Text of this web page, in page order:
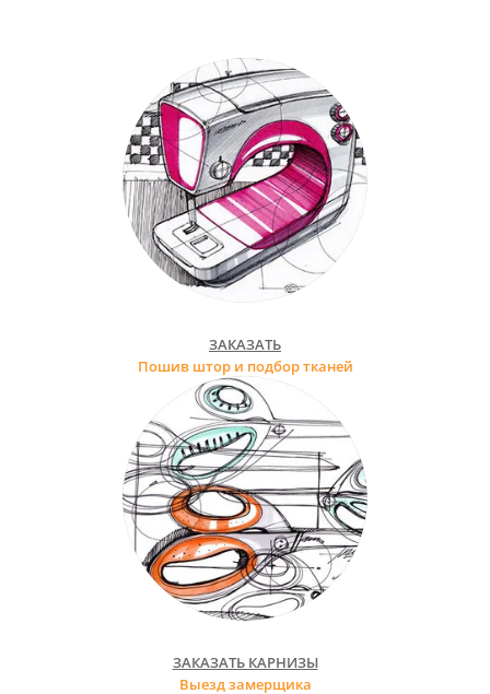
ЗАКАЗАТЬ
Пошив штор и подбор тканей
ЗАКАЗАТЬ КАРНИЗЫ
Выезд замерщика